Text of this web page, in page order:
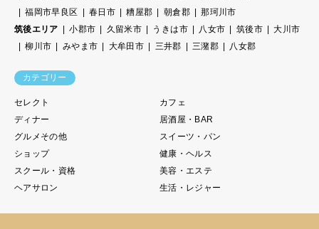
福岡市早良区
春日市 糟屋郡 朝倉郡
那珂川市
筑後エリア
小郡市 久留米市 うきは市 八女市 筑後市
大川市
柳川市
みやま市 大牟田市 三井郡 三潴郡 八女郡
カテゴリー
セレクト
カフェ
ディナー
居酒屋・BAR
グルメその他
スイーツ・パン
ショップ
健康・ヘルス
スクール・資格
美容・エステ
ヘアサロン
生活・レジャー